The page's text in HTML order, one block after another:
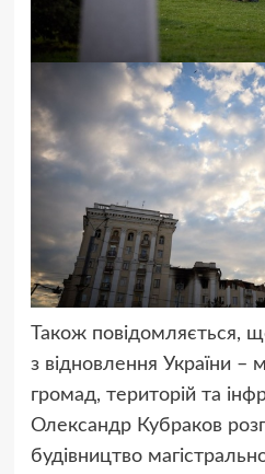
Також повідомляється,
з відновлення України –
громад, територій та
Олександр Кубраков
будівництво